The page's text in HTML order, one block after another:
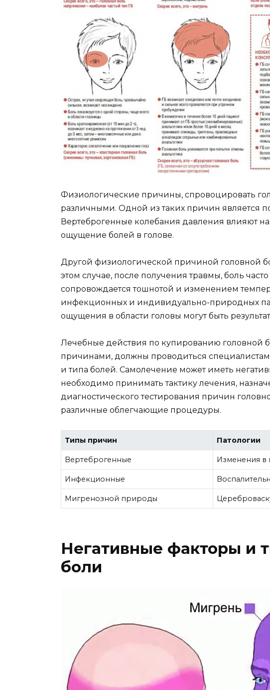
Физиологические причины, спровоцировать
различными. Одной из таких причин является
Вертеброгенные колебания давления влияют на
ощущение болей в голове.
Другой физиологической причиной головной
этом случае, после получения травмы, боль
сопровождается тошнотой и изменением
инфекционных и индивидуально-природных
ощущения в области головы могут быть
Лечебные действия по купированию головной
причинами, должны проводиться
и типа болей. Самолечение может иметь
необходимо принимать тактику лечения,
диагностического тестирования причин
различные облегчающие процедуры.
Типы причин Патологии
Вертеброгенные Изменения в
Инфекционные
Мигренозной природы
Негативные факторы и
боли